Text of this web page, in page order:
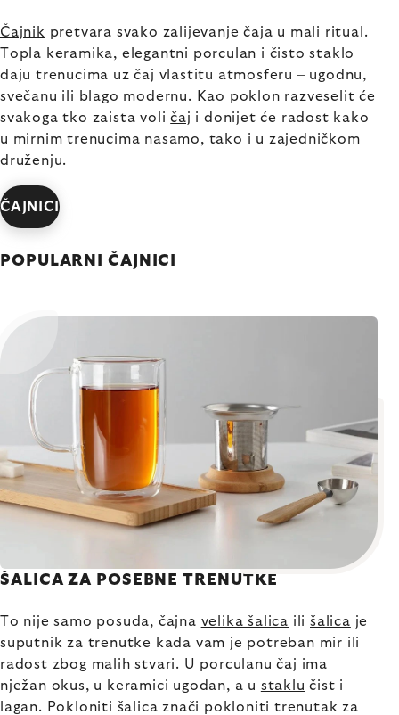
Čajnik pretvara svako zalijevanje čaja u mali ritual.
Topla keramika, elegantni porculan i čisto staklo
daju trenucima uz čaj vlastitu atmosferu – ugodnu,
svečanu ili blago modernu. Kao poklon razveselit će
svakoga tko zaista voličaj i donijet će radost kako
u mirnim trenucima nasamo, tako i u zajedničkom
druženju.
ČAJNICI
POPULARNI ČAJNICI
ŠALICA ZA POSEBNE TRENUTKE
To nije samo posuda, čajna velika šalica ilišalica je
suputnik za trenutke kada vam je potreban mir ili
radost zbog malih stvari. U porculanu čaj ima
nježan okus, u keramici ugodan, a u staklu čist i
lagan. Pokloniti šalica znači pokloniti trenutak za